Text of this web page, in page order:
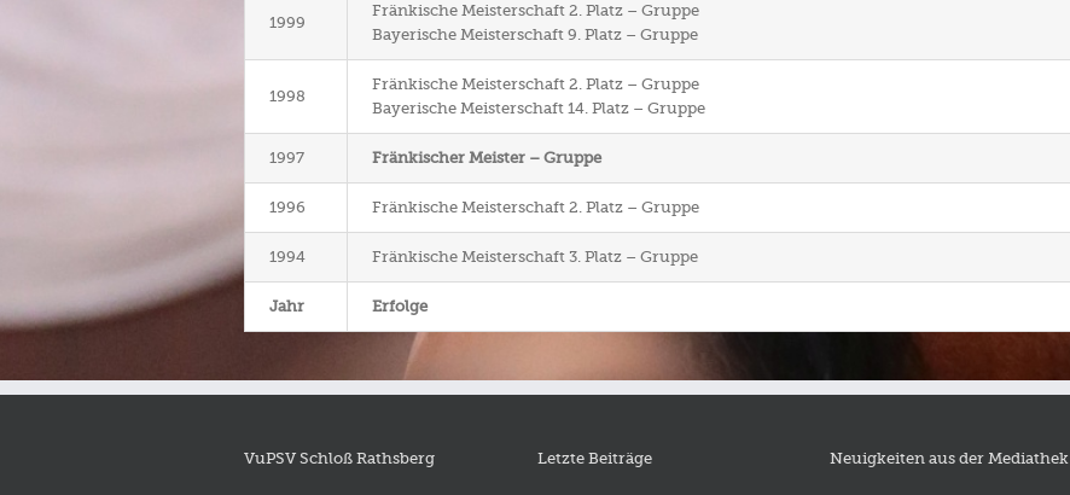
1999
Fränkische Meisterschaft 2. Platz – Gruppe
Bayerische Meisterschaft 9. Platz – Gruppe
1998
Fränkische Meisterschaft 2. Platz – Gruppe
Bayerische Meisterschaft 14. Platz – Gruppe
1997 Fränkischer Meister – Gruppe
1996 Fränkische Meisterschaft 2. Platz – Gruppe
1994 Fränkische Meisterschaft 3. Platz – Gruppe
Jahr Erfolge
VuPSV Schloß Rathsberg Letzte Beiträge Neuigkeiten aus der Mediathek